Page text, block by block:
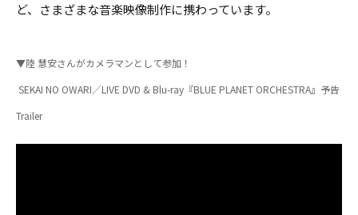
ど、さまざまな音楽映像制作に携わっています。
▼陸 慧安さんがカメラマンとして参加！
SEKAI NO OWARI／LIVE DVD & Blu-ray『BLUE PLANET ORCHESTRA』予告
Trailer